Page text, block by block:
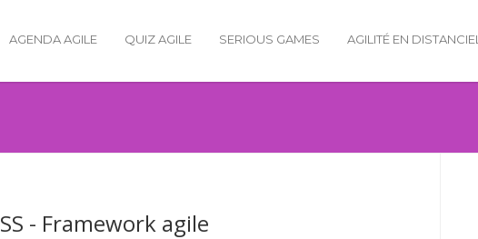
AGENDA AGILE QUIZ AGILE SERIOUS GAMES AGILITÉ EN DISTANCIEL
- Framework agile